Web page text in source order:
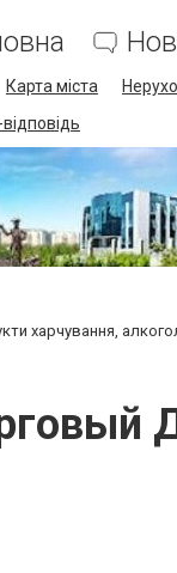
Карта міста
харчування,